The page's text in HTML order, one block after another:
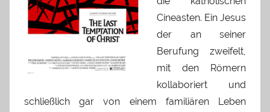
Cineasten. Ein Jesus
der an seiner
Berufung zweifelt,
mit den Römern
kollaboriert und
schließlich gar von einem familiären Leben